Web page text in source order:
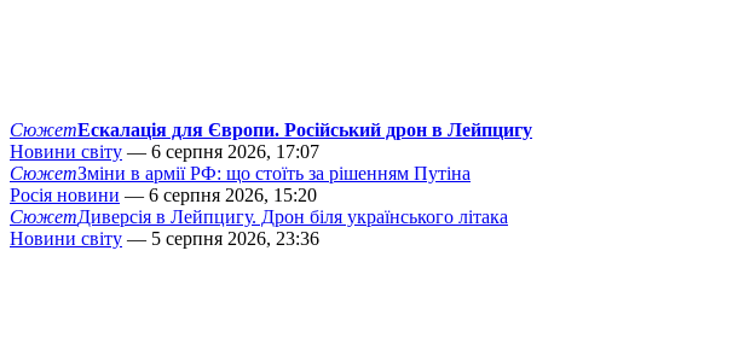
СюжетЕскалація для Європи. Російський дрон в Лейпцигу
Новини світу — 6 серпня 2026, 17:07
СюжетЗміни в армії РФ: що стоїть за рішенням Путіна
Росія новини — 6 серпня 2026, 15:20
СюжетДиверсія в Лейпцигу. Дрон біля українського літака
Новини світу — 5 серпня 2026, 23:36